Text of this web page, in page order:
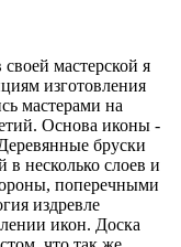
мастерской я
изготовления
мастерами на
Основа иконы -
бруски
несколько слоев и
поперечными
издревле
икон. Доска